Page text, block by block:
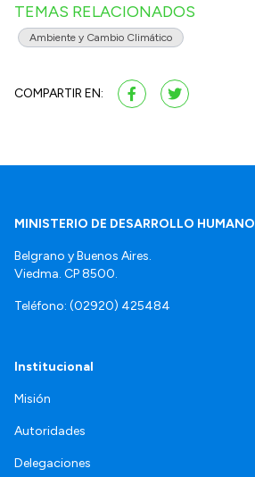
TEMAS RELACIONADOS
Ambiente y Cambio Climático
COMPARTIR EN:
MINISTERIO DE DESARROLLO HUMANO
Belgrano y Buenos Aires.
Viedma. CP 8500.
Teléfono: (02920) 425484
Institucional
Misión
Autoridades
Delegaciones